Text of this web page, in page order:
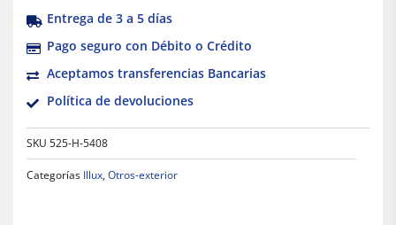
Entrega de 3 a 5 días
Pago seguro con Débito o Crédito
Aceptamos transferencias Bancarias
Política de devoluciones
SKU 525-H-5408
Categorías Illux, Otros-exterior